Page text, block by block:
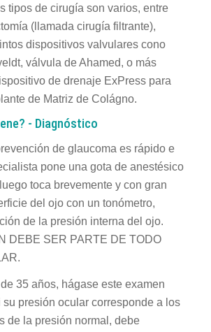
tipos de cirugía son varios, entre
(llamada cirugía filtrante),
dispositivos valvulares cono
válvula de Ahamed, o más
de drenaje ExPress para
de Matriz de Colágno.
- Diagnóstico
de glaucoma es rápido e
pone una gota de anestésico
toca brevemente y con gran
del ojo con un tonómetro,
de la presión interna del ojo.
DEBE SER PARTE DE TODO
35 años, hágase este examen
su presión ocular corresponde a los
de la presión normal, debe